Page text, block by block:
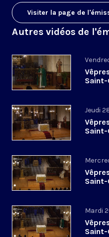
Visiter la page de
Autres vidéos de
Saint-
Jeudi
Saint-
Saint-
Mardi
Saint-